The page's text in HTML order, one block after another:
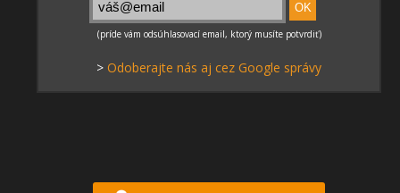
> Odoberajte nás aj cez Google správy